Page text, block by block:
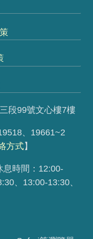
段99號文心樓7樓
、19661~2
方式】
息時間：12:00-
、13:00-13:30、